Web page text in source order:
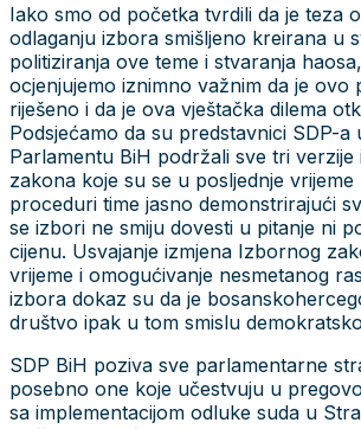
Iako smo od početka tvrdili da je teza
odlaganju izbora smišljeno kreirana u
politiziranja ove teme i stvaranja haosa,
ocjenjujemo iznimno važnim da je ovo
riješeno i da je ova vještačka dilema
Podsjećamo da su predstavnici SDP-a
Parlamentu BiH podržali sve tri verzije
zakona koje su se u posljednje vrijeme
proceduri time jasno demonstrirajući
se izbori ne smiju dovesti u pitanje ni
cijenu. Usvajanje izmjena Izbornog
vrijeme i omogućivanje nesmetanog
izbora dokaz su da je
društvo ipak u tom smislu
SDP BiH poziva sve parlamentarne
posebno one koje učestvuju u
sa implementacijom odluke suda u